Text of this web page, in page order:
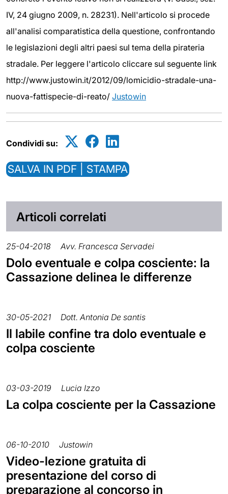
IV, 24 giugno 2009, n. 28231). Nell'articolo si procede
all'analisi comparatistica della questione, confrontando
le legislazioni degli altri paesi sul tema della pirateria
stradale. Per leggere l'articolo cliccare sul seguente link
http://www.justowin.it/2012/09/lomicidio-stradale-una-
nuova-fattispecie-di-reato/ Justowin
Condividi su:
SALVA IN PDF | STAMPA
Articoli correlati
25-04-2018 Avv. Francesca Servadei
Dolo eventuale e colpa cosciente: la
Cassazione delinea le differenze
30-05-2021 Dott. Antonia De santis
Il labile confine tra dolo eventuale e
colpa cosciente
03-03-2019 Lucia Izzo
La colpa cosciente per la Cassazione
06-10-2010 Justowin
Video-lezione gratuita di
presentazione del corso di
preparazione al concorso in